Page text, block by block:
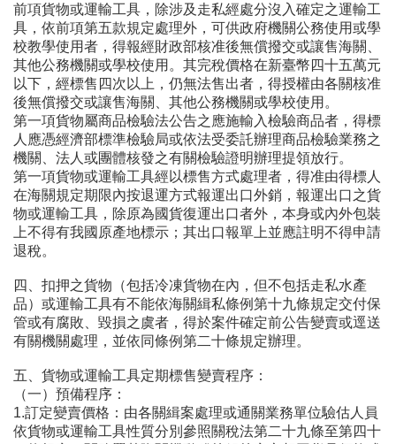
前項貨物或運輸工具，除涉及走私經處分沒入確定之運輸工
具，依前項第五款規定處理外，可供政府機關公務使用或學
校教學使用者，得報經財政部核准後無償撥交或讓售海關、
其他公務機關或學校使用。其完稅價格在新臺幣四十五萬元
以下，經標售四次以上，仍無法售出者，得授權由各關核准
後無償撥交或讓售海關、其他公務機關或學校使用。
第一項貨物屬商品檢驗法公告之應施輸入檢驗商品者，得標
人應憑經濟部標準檢驗局或依法受委託辦理商品檢驗業務之
機關、法人或團體核發之有關檢驗證明辦理提領放行。
第一項貨物或運輸工具經以標售方式處理者，得准由得標人
在海關規定期限內按退運方式報運出口外銷，報運出口之貨
物或運輸工具，除原為國貨復運出口者外，本身或內外包裝
上不得有我國原產地標示；其出口報單上並應註明不得申請
退稅。
四、扣押之貨物（包括冷凍貨物在內，但不包括走私水產
品）或運輸工具有不能依海關緝私條例第十九條規定交付保
管或有腐敗、毀損之虞者，得於案件確定前公告變賣或逕送
有關機關處理，並依同條例第二十條規定辦理。
五、貨物或運輸工具定期標售變賣程序：
（一）預備程序：
1.訂定變賣價格：由各關緝案處理或通關業務單位驗估人員
依貨物或運輸工具性質分別參照關稅法第二十九條至第四十